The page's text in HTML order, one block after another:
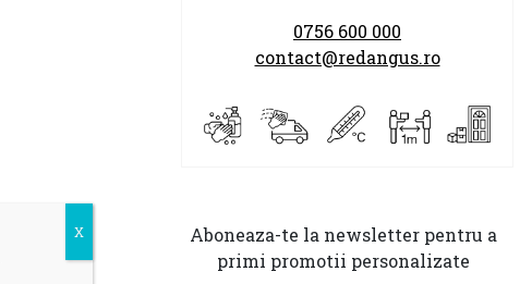
0756 600 000
contact@redangus.ro
Aboneaza-te la newsletter pentru a
primi promotii personalizate